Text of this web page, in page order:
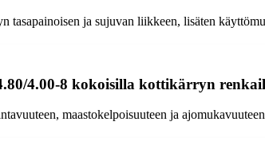
tasapainoisen ja sujuvan liikkeen, lisäten
4.00-8 kokoisilla kottikärryn
maastokelpoisuuteen ja